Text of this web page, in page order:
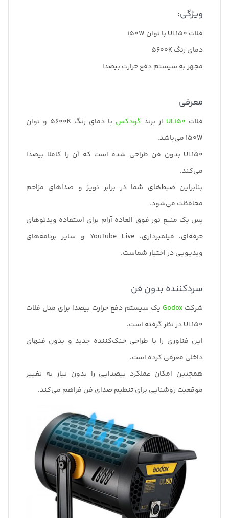
ویژگی:
فلات UL150 با توان 150W
دمای رنگ 5600K
مجهز به سیستم دفع حرارت بیصدا
معرفی
فلات UL150 از برند گودکس
با دمای رنگ 5600K و توان
150W می‌باشد.
UL150 بدون فن طراحی شده است که آن را کاملا بیصدا
می‌کند.
بنابراین ضبط‌های شما در برابر نویز و صداهای مزاحم
محافظت می‌شود.
پس یک منبع نور فوق العاده آرام برای استفاده ویدئوهای
حرفه‌ای، فیلمبرداری، YouTube Live و سایر برنامه‌های
ویدیویی در اختیار شماست.
سردکننده بدون فن
شرکت Godoxیک سیستم دفع حرارت بیصدا برای مدل فلات
UL150 در نظر گرفته است.
این فناوری را با طراحی خنک‌کننده جدید و بدون فنهای
داخلی معرفی کرده است.
همچنین امکان عملکرد بیصدایی را بدون نیاز به تغییر
موقعیت روشنایی برای تنظیم صدای فن فراهم می‌کند.